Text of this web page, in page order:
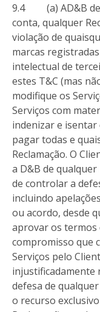
9.4 (a) AD&B
conta, qualquer
violação de
marcas
intelectual de
estes T&C (mas
modifique os
Serviços com
indenizar e isentar
pagar todas e
Reclamação. O
a D&B de
de controlar a
incluindo
ou acordo, desde
aprovar os termos
compromisso que
Serviços pelo
injustificadamente
defesa de
o recurso